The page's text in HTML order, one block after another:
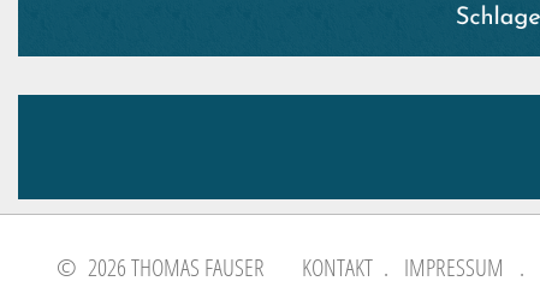
© 2026 THOMAS FAUSER KONTAKT . IMPRESSUM .